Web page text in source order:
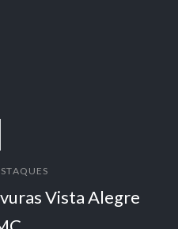
Vista Alegre